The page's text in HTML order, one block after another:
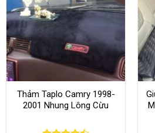
Thảm Taplo Camry 1998-
2001 Nhung Lông Cừu